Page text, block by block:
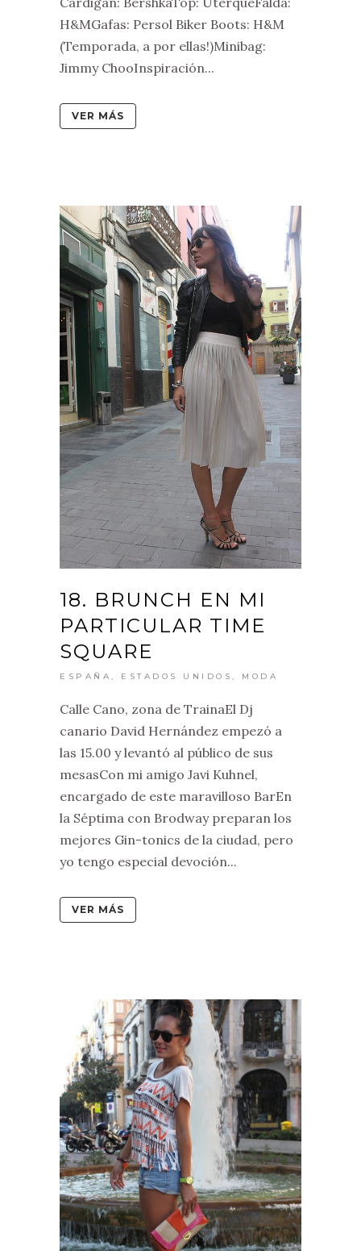
H&MGafas: Persol Biker Boots: H&M
(Temporada, a por ellas!)Minibag:
Jimmy ChooInspiración...
VER MÁS
18. BRUNCH EN MI
PARTICULAR TIME
SQUARE
ESPAÑA , ESTADOS UNIDOS , MODA
Calle Cano, zona de TrainaEl Dj
canario David Hernández empezó a
las 15.00 y levantó al público de sus
mesasCon mi amigo Javi Kuhnel,
encargado de este maravilloso BarEn
la Séptima con Brodway preparan los
mejores Gin-tonics de la ciudad, pero
yo tengo especial devoción...
VER MÁS